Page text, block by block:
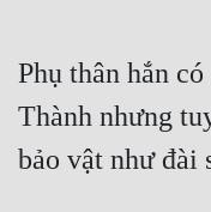
Phụ thân hắn
Thành nhưng
bảo vật như đài